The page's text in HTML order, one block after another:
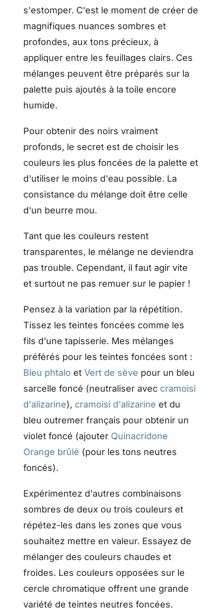
s'estomper. C'est le moment de créer de
magnifiques nuances sombres et
profondes, aux tons précieux, à
appliquer entre les feuillages clairs. Ces
mélanges peuvent être préparés sur la
palette puis ajoutés à la toile encore
humide.
Pour obtenir des noirs vraiment
profonds, le secret est de choisir les
couleurs les plus foncées de la palette et
d'utiliser le moins d'eau possible. La
consistance du mélange doit être celle
d'un beurre mou.
Tant que les couleurs restent
transparentes, le mélange ne deviendra
pas trouble. Cependant, il faut agir vite
et surtout ne pas remuer sur le papier !
Pensez à la variation par la répétition.
Tissez les teintes foncées comme les
fils d'une tapisserie. Mes mélanges
préférés pour les teintes foncées sont :
Bleu phtalo etVert de sève pour un bleu
sarcelle foncé (neutraliser avec cramoisi
d'alizarine), cramoisi d'alizarine et du
bleu outremer français pour obtenir un
violet foncé (ajouter Quinacridone
Orange brûlé (pour les tons neutres
foncés).
Expérimentez d'autres combinaisons
sombres de deux ou trois couleurs et
répétez-les dans les zones que vous
souhaitez mettre en valeur. Essayez de
mélanger des couleurs chaudes et
froides. Les couleurs opposées sur le
cercle chromatique offrent une grande
variété de teintes neutres foncées.